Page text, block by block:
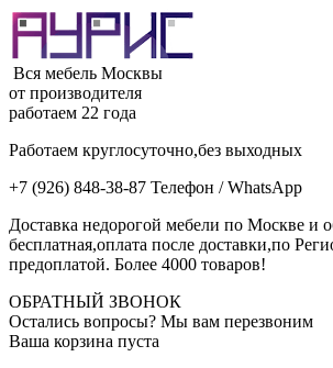
Вся мебель Москвы
от производителя
работаем 22 года
Работаем круглосуточно,без выходных
+7 (926) 848-38-87 Телефон / WhatsApp
Доставка недорогой мебели по Москве и
бесплатная,оплата после доставки,по
предоплатой. Более 4000 товаров!
ОБРАТНЫЙ ЗВОНОК
Остались вопросы? Мы вам перезвоним
Ваша корзина пуста